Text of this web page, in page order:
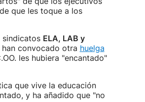
que les toque a los
sindicatos ELA, LAB y
convocado otra huelga
les hubiera "encantado"
que vive la educación
y ha añadido que "no